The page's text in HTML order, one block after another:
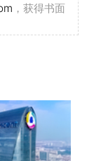
，获得书面